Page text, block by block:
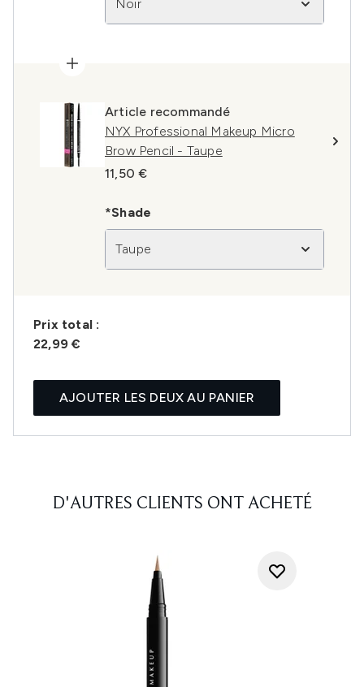
Noir
Article recommandé
NYX Professional Makeup Micro
Brow Pencil - Taupe
11,50 €
*Shade
Taupe
Prix ​​total :
22,99 €
AJOUTER LES DEUX AU PANIER
D'AUTRES CLIENTS ONT ACHETÉ